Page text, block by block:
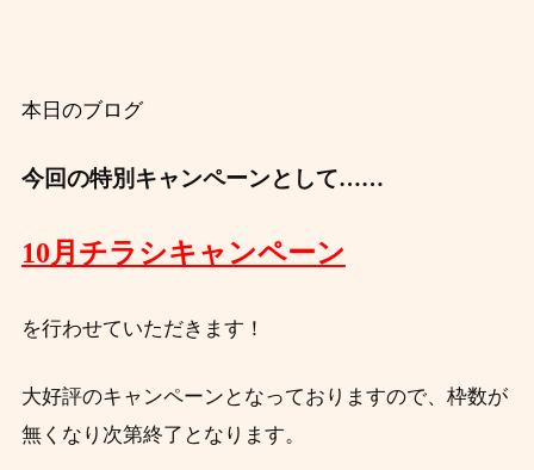
本日のブログ
今回の特別キャンペーンとして……
10月チラシキャンペーン
を行わせていただきます！
大好評のキャンペーンとなっておりますので、枠数が
無くなり次第終了となります。